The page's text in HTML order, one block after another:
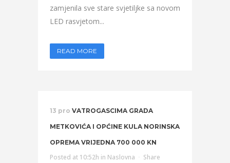
zamjenila sve stare svjetiljke sa novom
LED rasvjetom...
READ MORE
13 pro VATROGASCIMA GRADA
METKOVIĆA I OPĆINE KULA NORINSKA
OPREMA VRIJEDNA 700 000 KN
Posted at 10:52h in Naslovna Share